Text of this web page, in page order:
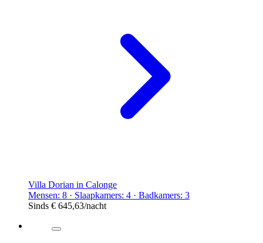
Villa Dorian in Calonge
Mensen: 8 · Slaapkamers: 4 · Badkamers: 3
Sinds € 645,63/nacht